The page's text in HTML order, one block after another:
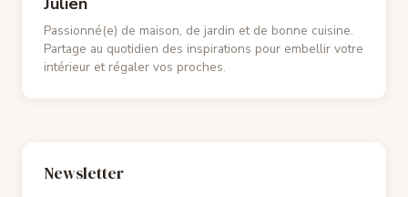
Passionné(e) de maison, de jardin et de bonne cuisine.
Partage au quotidien des inspirations pour embellir votre
intérieur et régaler vos proches.
Newsletter